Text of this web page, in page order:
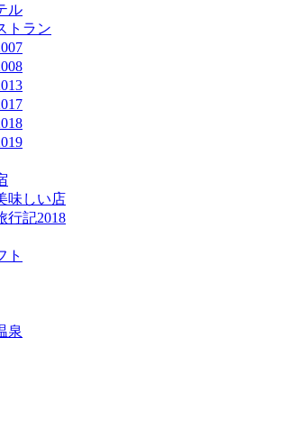
ル
トラン
味しい店
行記2018
ト
泉